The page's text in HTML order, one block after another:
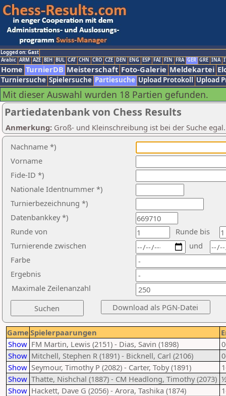
Logged on: Gast
Arabic ARM AZE BIH BUL CAT CHN CRO CZE DEN ENG ESP FAI FIN FRA GER GRE INA
Home TurnierDB Meisterschaft Foto-Galerie Meldekartei
Turniersuche Spielersuche Partiesuche Upload Protokoll Upload
Mit dieser Auswahl wurden 18 Partien gefunden.
Partiedatenbank von Chess Results
Anmerkung: Groß- und Kleinschreibung ist bei der Suche
Nachname *)
Vorname
Fide-ID *)
Nationale Identnummer *)
Turnierbezeichnung *)
Datenbankkey *)
Runde von
Runde bis
Turnierende zwischen
Farbe
Ergebnis
und
Maximale Zeilenanzahl
Game Spielerpaarungen
Show FM Martin, Lewis (2151) - Dias, Savin (1898)
Show Mitchell, Stephen R (1891) - Bicknell, Carl (2106)
Show Seymour, Timothy P (2082) - Carter, Toby (1891)
Show Thatte, Nishchal (1887) - CM Headlong, Timothy (2073)
Show Hackett, Dave G (2056) - Arora, Tashika (1874)